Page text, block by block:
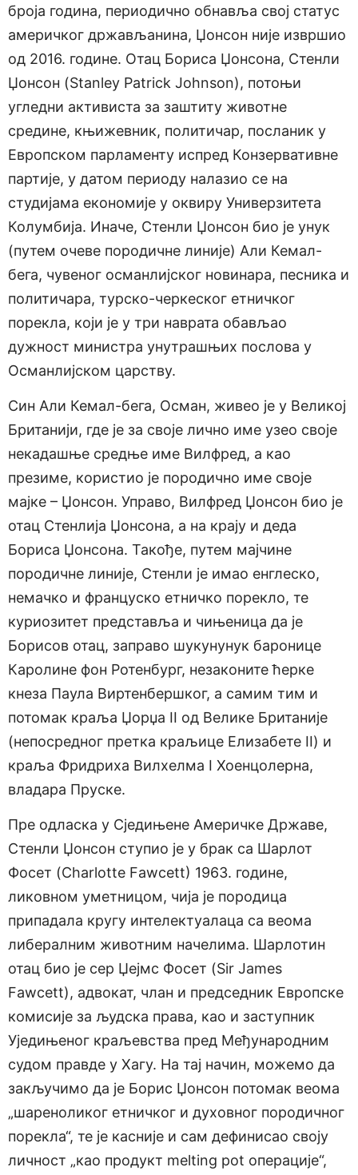
броја година, периодично обнавља свој статус
америчког држављанина, Џонсон није извршио
од 2016. године. Отац Бориса Џонсона, Стенли
Џонсон (Stanley Patrick Johnson), потоњи
угледни активиста за заштиту животне
средине, књижевник, политичар, посланик у
Европском парламенту испред Конзервативне
партије, у датом периоду налазио се на
студијама економије у оквиру Универзитета
Колумбија. Иначе, Стенли Џонсон био је унук
(путем очеве породичне линије) Али Кемал-
бега, чувеног османлијског новинара, песника и
политичара, турско-черкеског етничког
порекла, који је у три наврата обављао
дужност министра унутрашњих послова у
Османлијском царству.
Син Али Кемал-бега, Осман, живео је у Великој
Британији, где је за своје лично име узео своје
некадашње средње име Вилфред, а као
презиме, користио је породично име своје
мајке – Џонсон. Управо, Вилфред Џонсон био је
отац Стенлија Џонсона, а на крају и деда
Бориса Џонсона. Такође, путем мајчине
породичне линије, Стенли је имао енглеско,
немачко и француско етничко порекло, те
куриозитет представља и чињеница да је
Борисов отац, заправо шукунунук баронице
Каролине фон Ротенбург, незаконите ћерке
кнеза Паула Виртенбершког, а самим тим и
потомак краља Џорџа II од Велике Британије
(непосредног претка краљице Елизабете II) и
краља Фридриха Вилхелма I Хоенцолерна,
владара Пруске.
Пре одласка у Сједињене Америчке Државе,
Стенли Џонсон ступио је у брак са Шарлот
Фосет (Charlotte Fawcett) 1963. године,
ликовном уметницом, чија је породица
припадала кругу интелектуалаца са веома
либералним животним начелима. Шарлотин
отац био је сер Џејмс Фосет (Sir James
Fawcett), адвокат, члан и председник Европске
комисије за људска права, као и заступник
Уједињеног краљевства пред Међународним
судом правде у Хагу. На тај начин, можемо да
закључимо да је Борис Џонсон потомак веома
„шареноликог етничког и духовног породичног
порекла“, те је касније и сам дефинисао своју
личност „као продукт melting pot операције“,